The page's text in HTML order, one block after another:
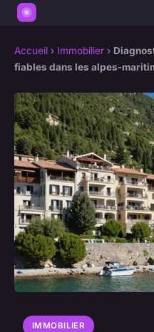
Accueil › Immobilier ›
fiables dans les alpes-
IMMOBILIER